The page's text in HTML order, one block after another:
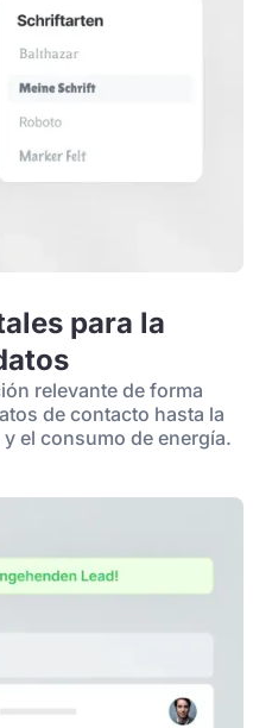
para la
relevante de forma
de contacto hasta la
el consumo de energía.